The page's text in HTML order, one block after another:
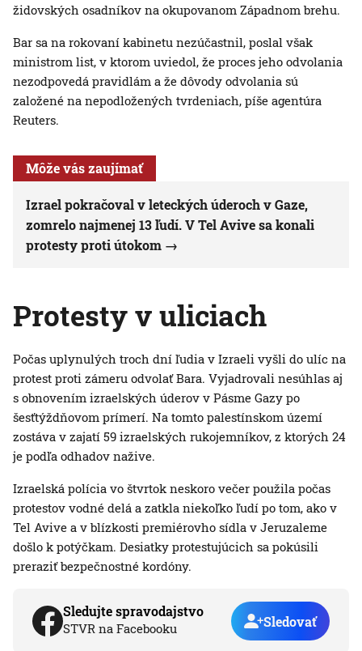
židovských osadníkov na okupovanom Západnom brehu.
Bar sa na rokovaní kabinetu nezúčastnil, poslal však
ministrom list, v ktorom uviedol, že proces jeho odvolania
nezodpovedá pravidlám a že dôvody odvolania sú
založené na nepodložených tvrdeniach, píše agentúra
Reuters.
Môže vás zaujímať
Izrael pokračoval v leteckých úderoch v Gaze,
zomrelo najmenej 13 ľudí. V Tel Avive sa konali
protesty proti útokom
Protesty v uliciach
Počas uplynulých troch dní ľudia v Izraeli vyšli do ulíc na
protest proti zámeru odvolať Bara. Vyjadrovali nesúhlas aj
s obnovením izraelských úderov v Pásme Gazy po
šesťtýždňovom prímerí. Na tomto palestínskom území
zostáva v zajatí 59 izraelských rukojemníkov, z ktorých 24
je podľa odhadov nažive.
Izraelská polícia vo štvrtok neskoro večer použila počas
protestov vodné delá a zatkla niekoľko ľudí po tom, ako v
Tel Avive a v blízkosti premiérovho sídla v Jeruzaleme
došlo k potýčkam. Desiatky protestujúcich sa pokúsili
preraziť bezpečnostné kordóny.
Sledujte spravodajstvo
STVR na Facebooku Sledovať